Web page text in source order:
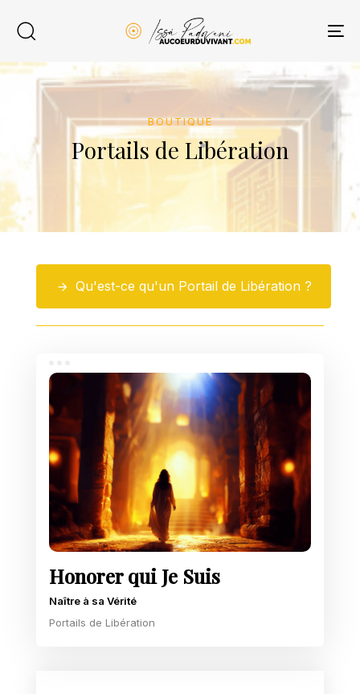
links to
BOUTIQUE
Portails de Libération
Qu'est-ce qu'un Portail de Libération ?
Honorer qui Je Suis
Naître à sa Vérité
Portails de Libération